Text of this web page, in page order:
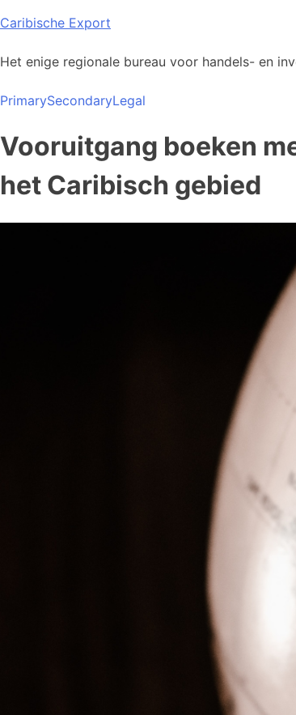
Skip
content
Caribische Export
Het enige regionale bureau voor handels- en
PrimarySecondaryLegal
Vooruitgang boeken
het Caribisch gebied